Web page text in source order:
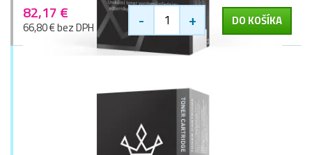
82,17 €
66,80 € bez DPH - + DO KOŠÍKA